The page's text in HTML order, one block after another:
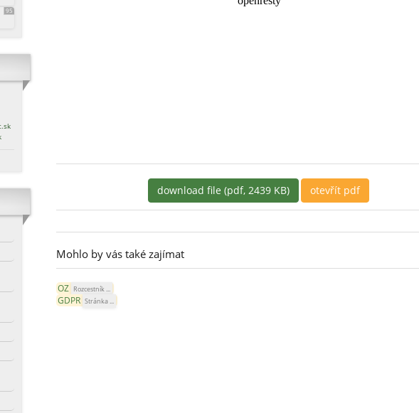
95
download file (pdf, 2439 KB) otevřít pdf
Mohlo by vás také zajímat
OZ Rozcestník ...
GDPR Stránka ...